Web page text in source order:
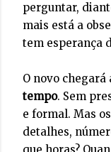
perguntar,
mais está a
tem esperança
O novo
tempo. Sem
e formal. Mas
detalhes,